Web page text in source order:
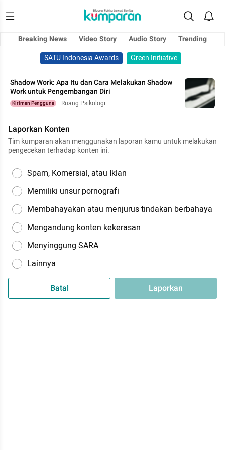
Breaking News Video Story Audio Story
Trending
SATU Indonesia Awards
Green Initiative
Shadow Work: Apa Itu dan Cara Melakukan Shadow
Work untuk Pengembangan Diri
Kiriman Pengguna Ruang Psikologi
Laporkan Konten
Tim kumparan akan menggunakan laporan kamu untuk melakukan
pengecekan terhadap konten ini.
Spam, Komersial, atau Iklan
Memiliki unsur pornografi
Membahayakan atau menjurus tindakan berbahaya
Mengandung konten kekerasan
Menyinggung SARA
Lainnya
Batal Laporkan